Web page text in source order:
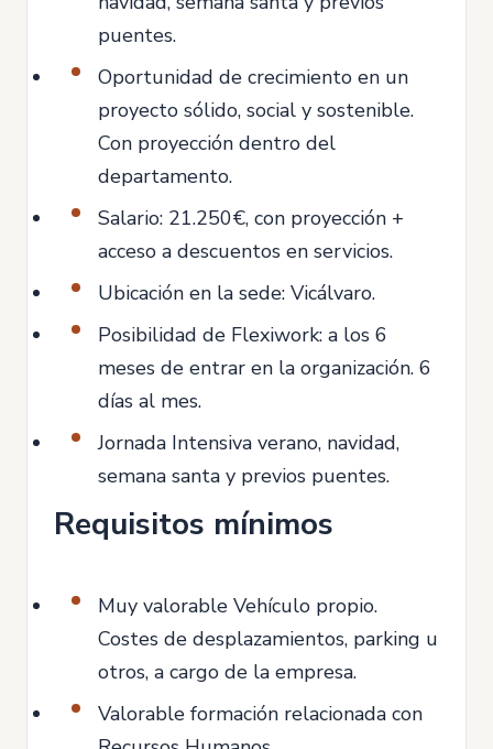
puentes.
Oportunidad de crecimiento en un
proyecto sólido, social y sostenible.
Con proyección dentro del
departamento.
Salario: 21.250€, con proyección +
acceso a descuentos en servicios.
Ubicación en la sede: Vicálvaro.
Posibilidad de Flexiwork: a los 6
meses de entrar en la organización. 6
días al mes.
Jornada Intensiva verano, navidad,
semana santa y previos puentes.
Requisitos mínimos
Muy valorable Vehículo propio.
Costes de desplazamientos, parking u
otros, a cargo de la empresa.
Valorable formación relacionada con